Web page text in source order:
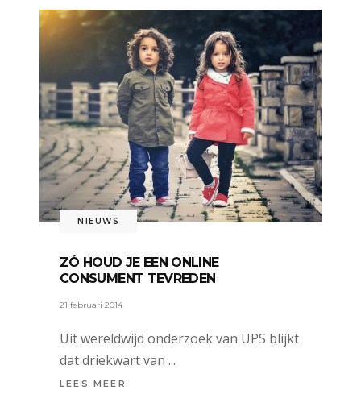
NIEUWS
ZÓ HOUD JE EEN ONLINE
CONSUMENT TEVREDEN
21 februari 2014
Uit wereldwijd onderzoek van UPS blijkt
dat driekwart van
LEES MEER